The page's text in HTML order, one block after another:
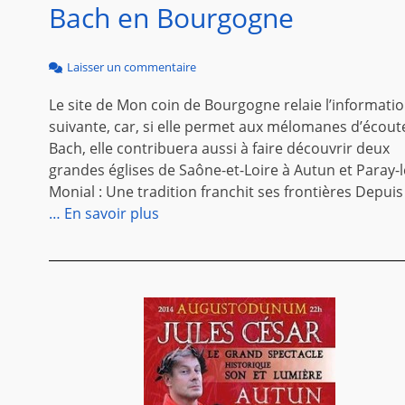
Bach en Bourgogne
Laisser un commentaire
Le site de Mon coin de Bourgogne relaie
suivante, car, si elle permet aux mélomanes
Bach, elle contribuera aussi à faire découvrir deux
grandes églises de Saône-et-Loire à Autun et Paray-
Monial : Une tradition franchit ses frontières
… En savoir plus